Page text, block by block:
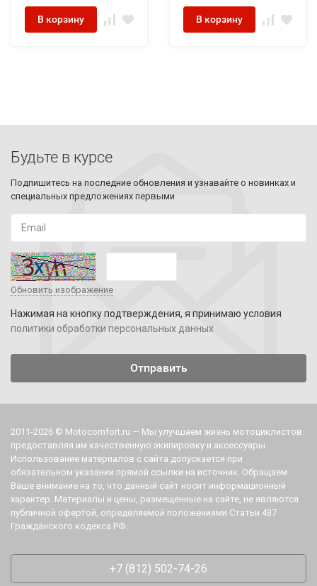
В корзину В корзину
Будьте в курсе
Подпишитесь на последние обновления и узнавайте о новинках и
специальных предложениях первыми
Обновить изображение
Нажимая на кнопку подтверждения, я принимаю условия
политики обработки персональных данных
2011-2026 © Motocomfort.ru — Мы улучшаем жизнь мотоциклистов
предоставляя им качественную экипировку и аксессуары.
Использование материалов с сайта допускается при
обязательном указании прямой ссылки на источник. Обращаем
Ваше внимание на то, что данный сайт носит информационный
характер. Материалы и цены, размещенные на сайте, не являются
публичной офертой, определяемой положениями Статьи 437
Гражданского кодекса РФ.
+7 (812) 502-74-26